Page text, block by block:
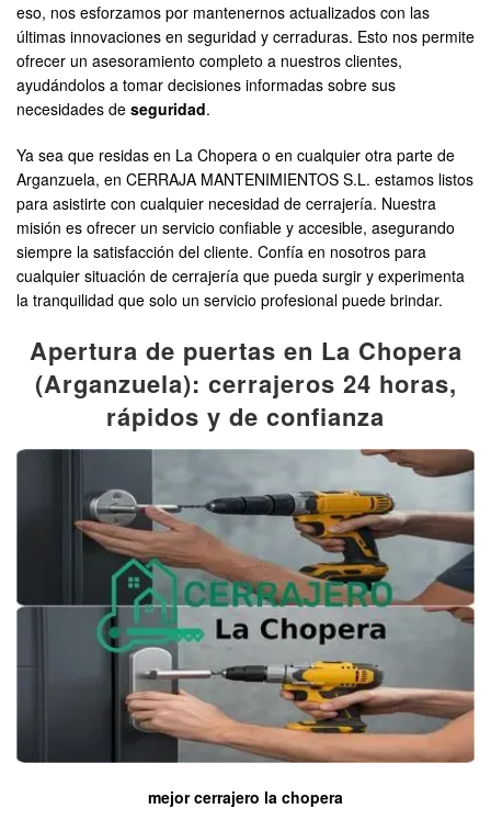
eso, nos esforzamos por mantenernos actualizados con las
últimas innovaciones en seguridad y cerraduras. Esto nos permite
ofrecer un asesoramiento completo a nuestros clientes,
ayudándolos a tomar decisiones informadas sobre sus
necesidades de seguridad.
Ya sea que residas en La Chopera o en cualquier otra parte de
Arganzuela, en CERRAJA MANTENIMIENTOS S.L. estamos listos
para asistirte con cualquier necesidad de cerrajería. Nuestra
misión es ofrecer un servicio confiable y accesible, asegurando
siempre la satisfacción del cliente. Confía en nosotros para
cualquier situación de cerrajería que pueda surgir y experimenta
la tranquilidad que solo un servicio profesional puede brindar.
Apertura de puertas en La Chopera
(Arganzuela): cerrajeros 24 horas,
rápidos y de confianza
mejor cerrajero la chopera